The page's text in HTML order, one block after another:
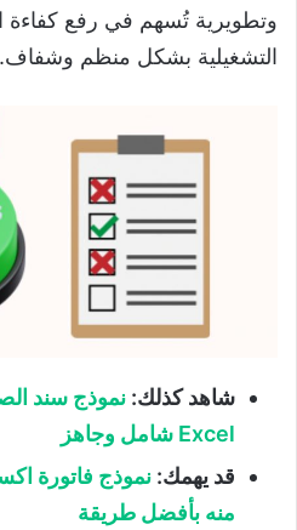
وتطويرية تُسهم في رفع كفاءة
التشغيلية بشكل منظم وشفاف.
شاهد كذلك: نموذج سند
Excel شامل وجاهز
قد يهمك: نموذج فاتورة
منه بأفضل طريقة